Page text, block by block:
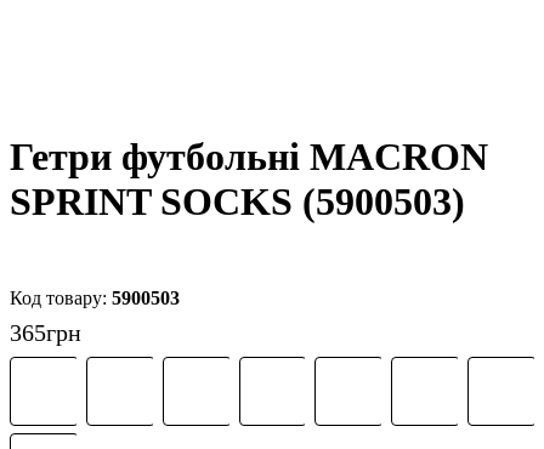
Гетри футбольні MACRON
SPRINT SOCKS (5900503)
5900503
365грн